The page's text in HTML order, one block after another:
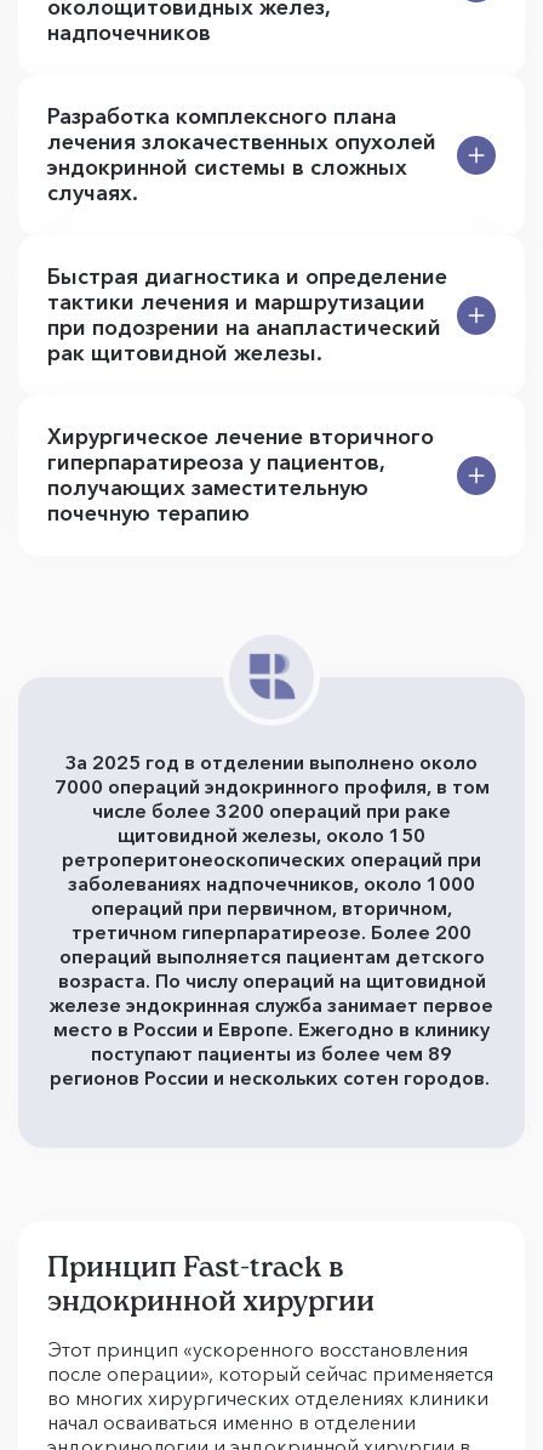
околощитовидных желез,
надпочечников
Разработка комплексного плана
лечения злокачественных опухолей
эндокринной системы в сложных
случаях.
Быстрая диагностика и определение
тактики лечения и маршрутизации
при подозрении на анапластический
рак щитовидной железы.
Хирургическое лечение вторичного
гиперпаратиреоза у пациентов,
получающих заместительную
почечную терапию
За 2025 год в отделении выполнено около
7000 операций эндокринного профиля, в том
числе более 3200 операций при раке
щитовидной железы, около 150
ретроперитонеоскопических операций при
заболеваниях надпочечников, около 1000
операций при первичном, вторичном,
третичном гиперпаратиреозе. Более 200
операций выполняется пациентам детского
возраста. По числу операций на щитовидной
железе эндокринная служба занимает первое
место в России и Европе. Ежегодно в клинику
поступают пациенты из более чем 89
регионов России и нескольких сотен городов.
Принцип Fast-track в
эндокринной хирургии
Этот принцип «ускоренного восстановления
после операции», который сейчас применяется
во многих хирургических отделениях клиники
начал осваиваться именно в отделении